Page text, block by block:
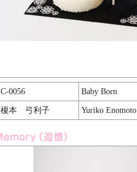
C-0056 Baby Born
榎本 弓利子 Yuriko Enomoto